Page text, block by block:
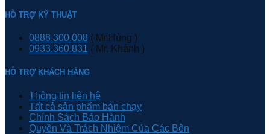
HỖ TRỢ KỸ THUẬT
0888.300.008 ( Mr.Hùng )
0933.360.831 ( Mr. Khánh )
HỖ TRỢ KHÁCH HÀNG
Thông tin liên hệ
Tất cả sản phẩm bán chạy
Chính Sách Bảo Hành
Quyền Và Trách Nhiệm Của Các Bên